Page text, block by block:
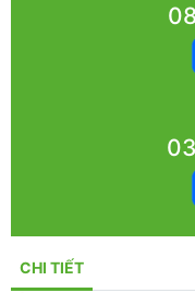
CHI TIẾT